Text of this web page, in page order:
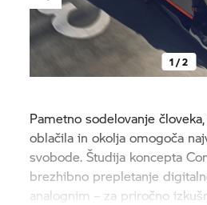
1 / 2
Pametno sodelovanje
oblačila in okolja omogoča
svobode. Študija koncepta
brezhibno prepletanje
analognim – za priročno